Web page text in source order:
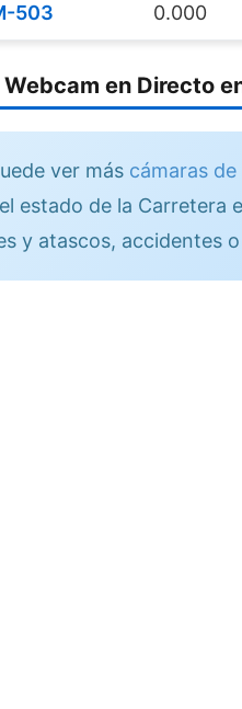
503 0.000
en Directo
ver más cámaras
estado de la Carretera
y atascos, accidentes